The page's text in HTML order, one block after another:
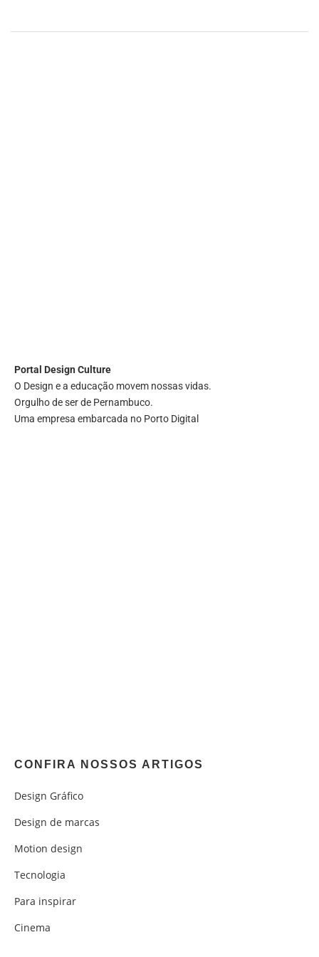
Portal Design Culture
O Design e a educação movem nossas vidas.
Orgulho de ser de Pernambuco.
Uma empresa embarcada no Porto Digital
CONFIRA NOSSOS ARTIGOS
Design Gráfico
Design de marcas
Motion design
Tecnologia
Para inspirar
Cinema